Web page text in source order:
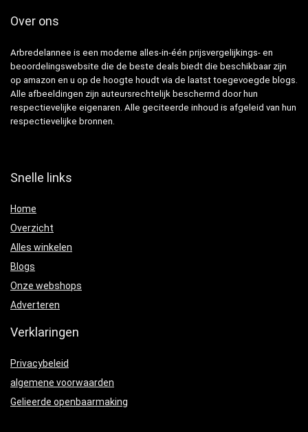
Over ons
Arbredelannee is een moderne alles-in-één prijsvergelijkings- en
beoordelingswebsite die de beste deals biedt die beschikbaar zijn
op amazon en u op de hoogte houdt via de laatst toegevoegde blogs.
Alle afbeeldingen zijn auteursrechtelijk beschermd door hun
respectievelijke eigenaren. Alle geciteerde inhoud is afgeleid van hun
respectievelijke bronnen.
Snelle links
Home
Overzicht
Alles winkelen
Blogs
Onze webshops
Adverteren
Verklaringen
Privacybeleid
algemene voorwaarden
Gelieerde openbaarmaking